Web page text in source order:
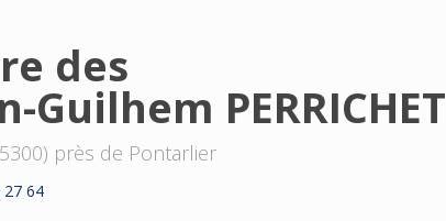
des
Guilhem PERRICHET
près de Pontarlier
64